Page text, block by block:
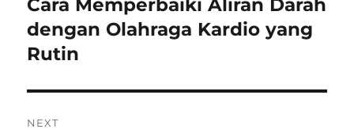
Previous
post:
Cara Memperbaiki Aliran Darah
dengan Olahraga Kardio yang
Rutin
NEXT